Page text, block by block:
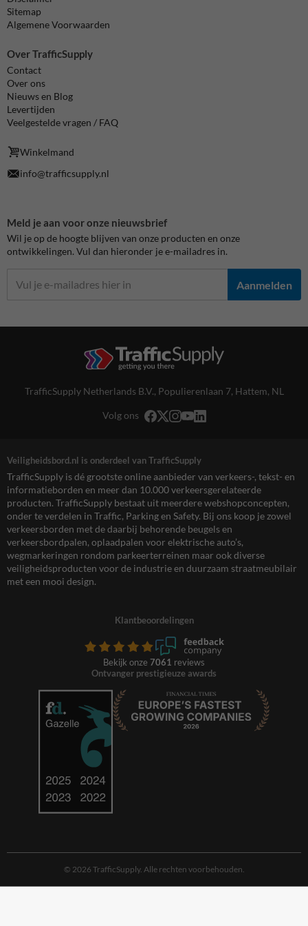
Sitemap
Algemene Voorwaarden
Over TrafficSupply
Contact
Over ons
Nieuws en Blog
Levertijden
Veelgestelde vragen / FAQ
Winkelmand
info@trafficsupply.nl
Meld je aan voor onze nieuwsbrief
Wil je op de hoogte blijven van onze producten en onze
ontwikkelingen. Vul dan hieronder je e-mailadres in.
Aanmelden
TrafficSupply Netherlands B.V., Populierenlaan 7, Hattem, NL
Volg ons
Veiligheidsbord.nl is onderdeel van TrafficSupply
TrafficSupply is dé grootste online aanbieder van verkeers-, tekst- en
informatieborden en meer dan 10.000 verkeersgerelateerde
producten. TrafficSupply bestaat uit meerdere webshopconcepten,
onder te verdelen in Traffic, Parking en Safety. Bij ons koop je zowel
verkeersborden met de daarbij behorende beugels en
verkeersbordpalen, oplaadpalen voor elektrische auto’s,
wegmarkeringen rondom parkeerterreinen maar ook diverse
veiligheidsproducten voor de industrie en duurzaam straatmeubilair
met een mooi design.
Klantbeoordelingen
Bekijk onze 7061 reviews
Ontvanger prestigieuze awards
© 2026 TrafficSupply. Alle rechten voorbehouden.